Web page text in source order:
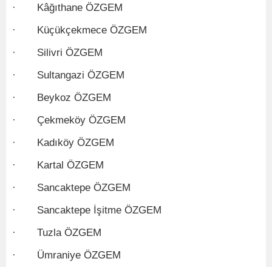
· Kâğıthane ÖZGEM
· Küçükçekmece ÖZGEM
· Silivri ÖZGEM
· Sultangazi ÖZGEM
· Beykoz ÖZGEM
· Çekmeköy ÖZGEM
· Kadıköy ÖZGEM
· Kartal ÖZGEM
· Sancaktepe ÖZGEM
· Sancaktepe İşitme ÖZGEM
· Tuzla ÖZGEM
· Ümraniye ÖZGEM